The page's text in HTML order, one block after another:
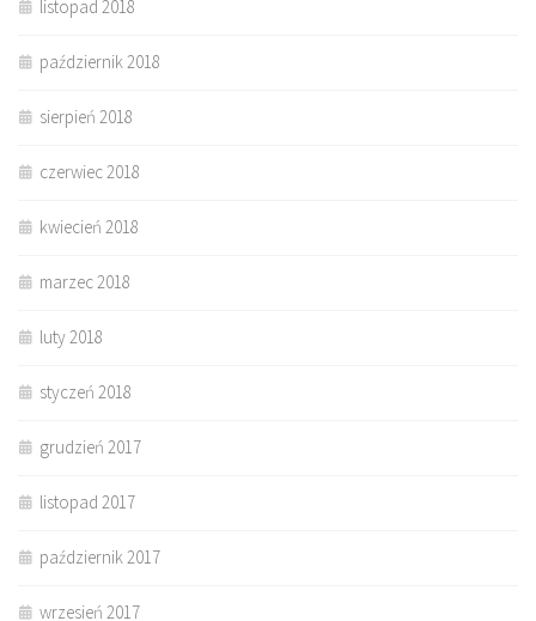
listopad 2018
październik 2018
sierpień 2018
czerwiec 2018
kwiecień 2018
marzec 2018
luty 2018
styczeń 2018
grudzień 2017
listopad 2017
październik 2017
wrzesień 2017